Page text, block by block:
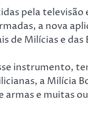
pela
a nova
de Milícias e
instrumento,
a Milícia
armas e muitas